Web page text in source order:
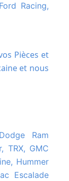
Racing,
et nous
TRX, GMC
Hummer
Escalade